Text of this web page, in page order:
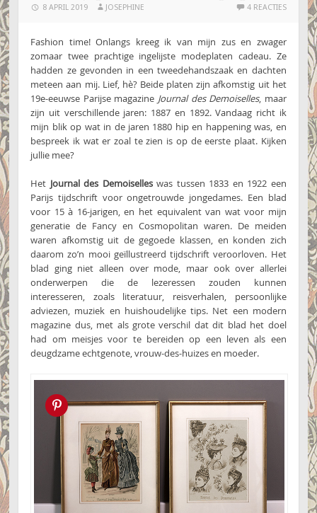
8 APRIL 2019 JOSEPHINE 4 REACTIES
Fashion time! Onlangs kreeg ik van mijn zus en zwager
zomaar twee prachtige ingelijste modeplaten cadeau. Ze
hadden ze gevonden in een tweedehandszaak en dachten
meteen aan mij. Lief, hè? Beide platen zijn afkomstig uit het
19e-eeuwse Parijse magazine Journal des Demoiselles, maar
zijn uit verschillende jaren: 1887 en 1892. Vandaag richt ik
mijn blik op wat in de jaren 1880 hip en happening was, en
bespreek ik wat er zoal te zien is op de eerste plaat. Kijken
jullie mee?
Het Journal des Demoiselleswas tussen 1833 en 1922 een
Parijs tijdschrift voor ongetrouwde jongedames. Een blad
voor 15 à 16-jarigen, en het equivalent van wat voor mijn
generatie de Fancy en Cosmopolitan waren. De meiden
waren afkomstig uit de gegoede klassen, en konden zich
daarom zo’n mooi geïllustreerd tijdschrift veroorloven. Het
blad ging niet alleen over mode, maar ook over allerlei
onderwerpen die de lezeressen zouden kunnen
interesseren, zoals literatuur, reisverhalen, persoonlijke
adviezen, muziek en huishoudelijke tips. Net een modern
magazine dus, met als grote verschil dat dit blad het doel
had om meisjes voor te bereiden op een leven als een
deugdzame echtgenote, vrouw-des-huizes en moeder.
Pin this!